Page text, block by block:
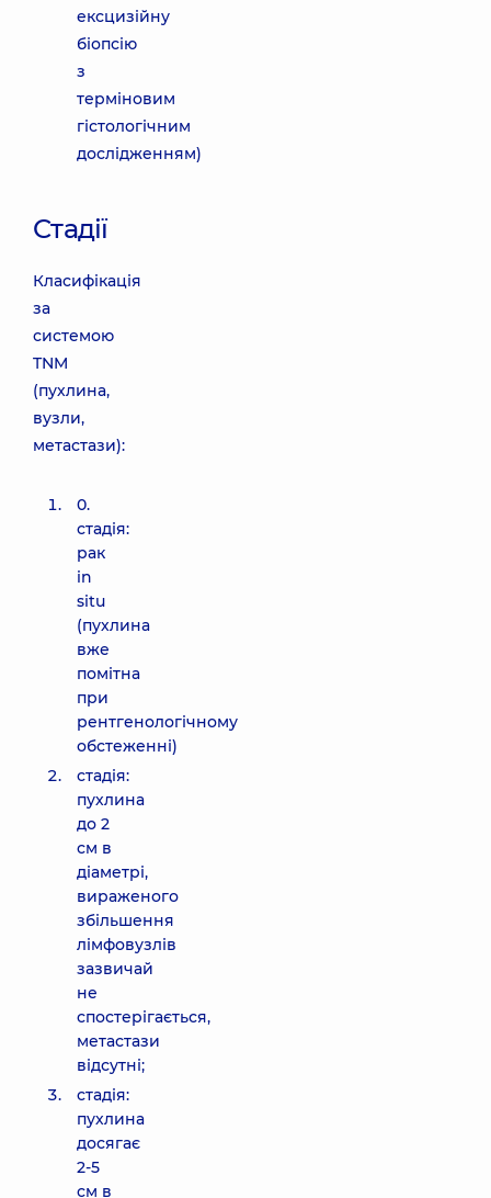
ексцизійну
біопсію
з
терміновим
гістологічним
дослідженням)
Cтадії
Класифікація
за
системою
TNM
(пухлина,
вузли,
метастази):
0.
стадія:
рак
in
situ
(пухлина
вже
помітна
при
рентгенологічному
обстеженні)
стадія:
пухлина
до 2
см в
діаметрі,
вираженого
збільшення
лімфовузлів
зазвичай
не
спостерігається,
метастази
відсутні;
стадія:
пухлина
досягає
2-5
см в